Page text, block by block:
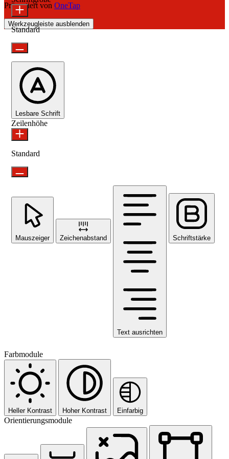
Präsentiert von OneTap
Werkzeugleiste ausblenden
Standard
Lesbare Schrift
Zeilenhöhe
Standard
Mauszeiger Zeichenabstand
Text ausrichten
Schriftstärke
Farbmodule
Heller Kontrast Hoher Kontrast Einfarbig
Orientierungsmodule